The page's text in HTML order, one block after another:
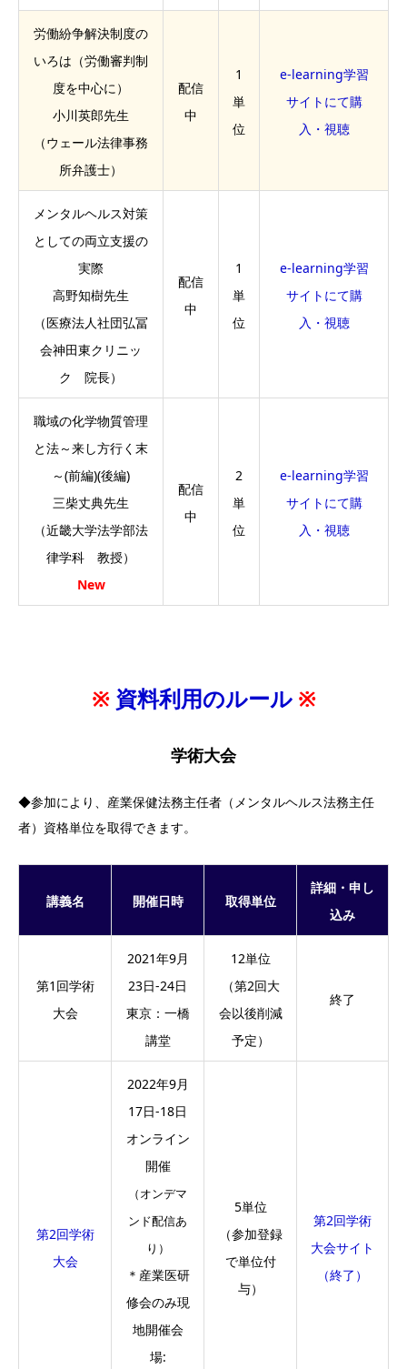
労働紛争解決制度の
いろは（労働審判制
度を中心に）
小川英郎先生
（ウェール法律事務
所弁護士）
配信
中
1
単
位
e-learning学習
サイトにて購
入・視聴
メンタルヘルス対策
としての両立支援の
実際
高野知樹先生
（医療法人社団弘冨
会神田東クリニッ
ク 院長）
配信
中
1
単
位
e-learning学習
サイトにて購
入・視聴
職域の化学物質管理
と法～来し方行く末
～(前編)(後編)
三柴丈典先生
（近畿大学法学部法
律学科 教授）
New
配信
中
2
単
位
e-learning学習
サイトにて購
入・視聴
※ 資料利用のルール ※
学術大会
◆参加により、産業保健法務主任者（メンタルヘルス法務主任
者）資格単位を取得できます。
講義名 開催日時 取得単位
詳細・申し
込み
第1回学術
大会
2021年9月
23日-24日
東京：一橋
講堂
12単位
（第2回大
会以後削減
予定）
終了
第2回学術
大会
2022年9月
17日-18日
オンライン
開催
（オンデマ
ンド配信あ
り）
＊産業医研
修会のみ現
地開催会
場:
5単位
（参加登録
で単位付
与）
第2回学術
大会サイト
（終了）